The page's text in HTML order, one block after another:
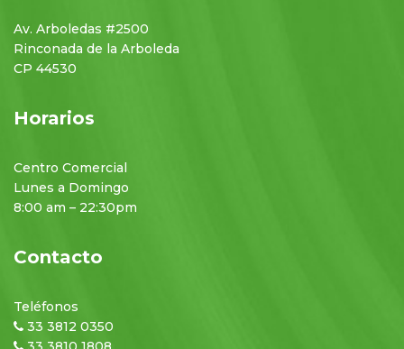
Av. Arboledas #2500
Rinconada de la Arboleda
CP 44530
Horarios
Centro Comercial
Lunes a Domingo
8:00 am – 22:30pm
Contacto
Teléfonos
33 3812 0350